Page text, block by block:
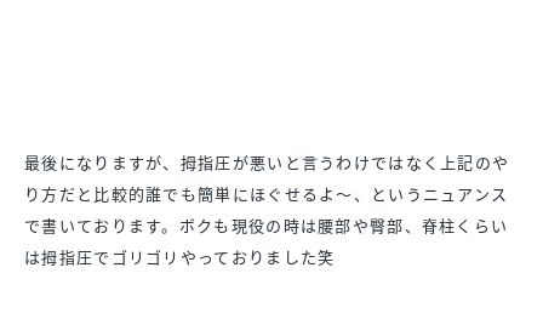
最後になりますが、拇指圧が悪いと言うわけではなく上記のや
り方だと比較的誰でも簡単にほぐせるよ〜、というニュアンス
で書いております。ボクも現役の時は腰部や臀部、脊柱くらい
は拇指圧でゴリゴリやっておりました笑